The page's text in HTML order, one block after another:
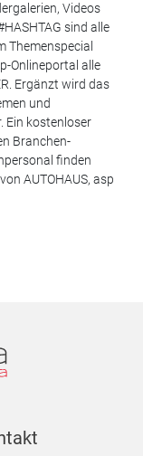
Videos
sind alle
Themenspecial
Onlineportal alle
Ergänzt wird das
und
Ein kostenloser
Branchen-
finden
AUTOHAUS, asp